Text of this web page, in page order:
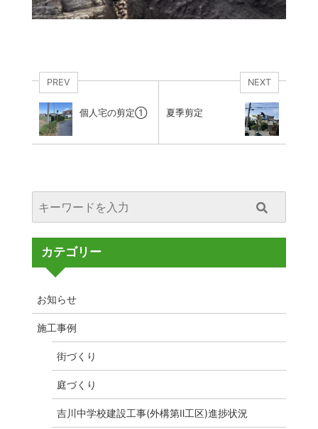
PREV
個人宅の剪定①
NEXT
夏季剪定
カテゴリー
お知らせ
施工事例
街づくり
庭づくり
吉川中学校建設工事(外構第Ⅱ工区)進捗状況